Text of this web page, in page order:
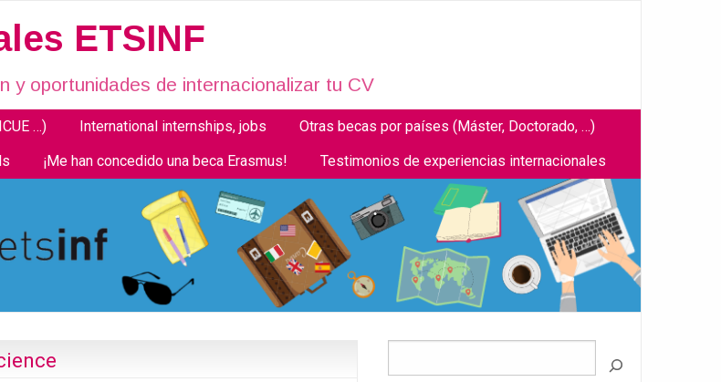
ETSINF
y oportunidades de internacionalizar tu CV
…) International internships, jobs Otras becas por países (Máster, Doctorado, …)
¡Me han concedido una beca Erasmus! Testimonios de experiencias internacionales